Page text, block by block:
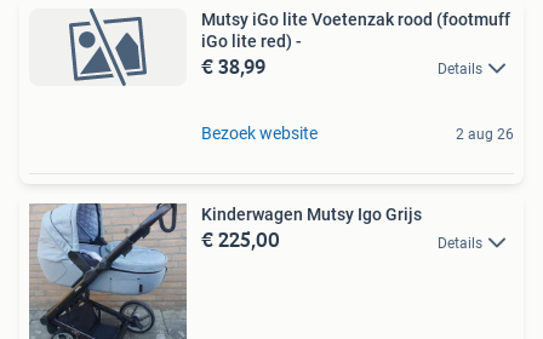
Mutsy iGo lite Voetenzak rood (footmuff
iGo lite red) -
€ 38,99 Details
Bezoek website 2 aug 26
Kinderwagen Mutsy Igo Grijs
€ 225,00 Details